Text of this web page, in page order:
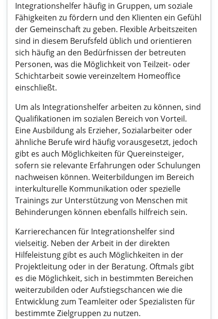
Integrationshelfer häufig in Gruppen, um soziale
Fähigkeiten zu fördern und den Klienten ein Gefühl
der Gemeinschaft zu geben. Flexible Arbeitszeiten
sind in diesem Berufsfeld üblich und orientieren
sich häufig an den Bedürfnissen der betreuten
Personen, was die Möglichkeit von Teilzeit- oder
Schichtarbeit sowie vereinzeltem Homeoffice
einschließt.
Um als Integrationshelfer arbeiten zu können, sind
Qualifikationen im sozialen Bereich von Vorteil.
Eine Ausbildung als Erzieher, Sozialarbeiter oder
ähnliche Berufe wird häufig vorausgesetzt, jedoch
gibt es auch Möglichkeiten für Quereinsteiger,
sofern sie relevante Erfahrungen oder Schulungen
nachweisen können. Weiterbildungen im Bereich
interkulturelle Kommunikation oder spezielle
Trainings zur Unterstützung von Menschen mit
Behinderungen können ebenfalls hilfreich sein.
Karrierechancen für Integrationshelfer sind
vielseitig. Neben der Arbeit in der direkten
Hilfeleistung gibt es auch Möglichkeiten in der
Projektleitung oder in der Beratung. Oftmals gibt
es die Möglichkeit, sich in bestimmten Bereichen
weiterzubilden oder Aufstiegschancen wie die
Entwicklung zum Teamleiter oder Spezialisten für
bestimmte Zielgruppen zu nutzen.